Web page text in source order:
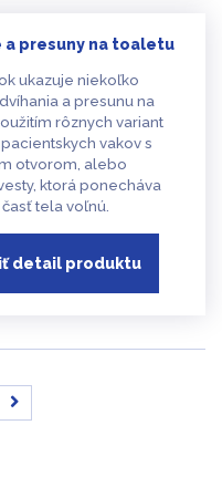
a presuny na toaletu
ukazuje niekoľko
a presunu na
rôznych variant
vakov s
otvorom, alebo
ktorá ponecháva
tela voľnú.
detail produktu